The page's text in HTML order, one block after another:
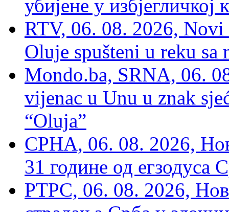
убијене у избјегличкој
RTV, 06. 08. 2026, Novi
Oluje spušteni u reku sa
Mondo.ba, SRNA, 06.
vijenac u Unu u znak
“Oluja”
СРНА, 06. 08. 2026,
31 године од егзодуса
РТРС, 06. 08. 2026,